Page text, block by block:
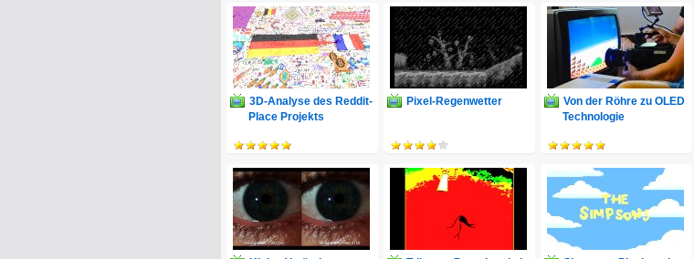
3D-Analyse des Reddit-
Place Projekts
Pixel-Regenwetter
Von der Röhre zu OLED
Technologie